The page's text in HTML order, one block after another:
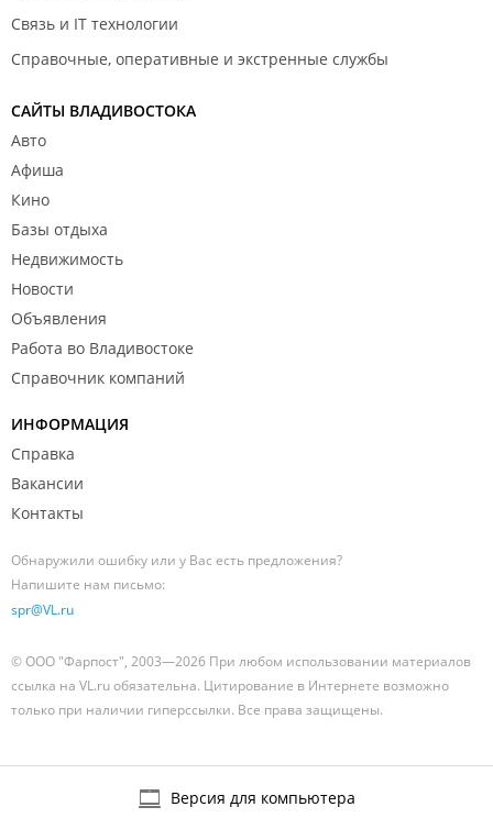
Связь и IT технологии
Справочные, оперативные и экстренные службы
САЙТЫ ВЛАДИВОСТОКА
Авто
Афиша
Кино
Базы отдыха
Недвижимость
Новости
Объявления
Работа во Владивостоке
Справочник компаний
ИНФОРМАЦИЯ
Справка
Вакансии
Контакты
Обнаружили ошибку или у Вас есть предложения?
Напишите нам письмо:
spr@VL.ru
© ООО "Фарпост", 2003—2026 При любом использовании материалов
ссылка на VL.ru обязательна. Цитирование в Интернете возможно
только при наличии гиперссылки. Все права защищены.
Версия для компьютера